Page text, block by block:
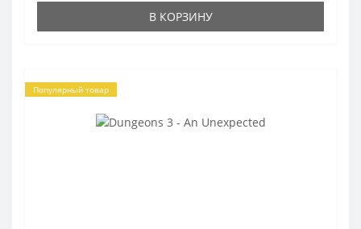
В КОРЗИНУ
Популярный товар